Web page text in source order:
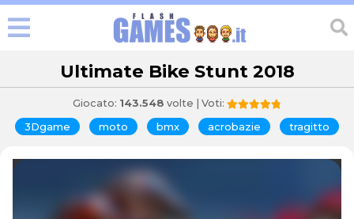
Ultimate Bike Stunt 2018
Giocato: 143.548 volte | Voti:
3Dgame moto bmx acrobazie tragitto